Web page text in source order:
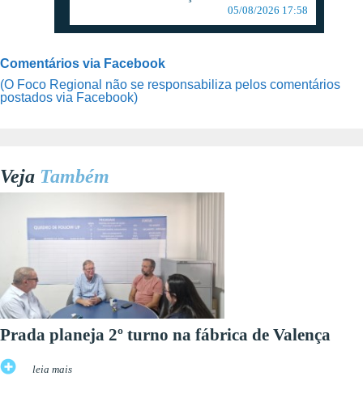
05/08/2026 17:58
Comentários via Facebook
(O Foco Regional não se responsabiliza pelos comentários
postados via Facebook)
Veja Também
Prada planeja 2º turno na fábrica de Valença
leia mais